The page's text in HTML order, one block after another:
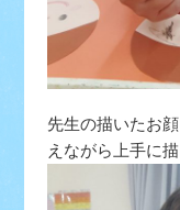
先生の描いたお
えながら上手に